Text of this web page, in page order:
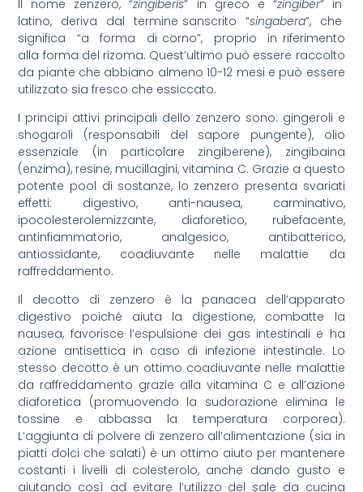
Il nome zenzero, “zingiberis” in greco e “zingiber” in
latino, deriva dal termine sanscrito “singabera”, che
significa “a forma di corno”, proprio in riferimento
alla forma del rizoma. Quest’ultimo può essere raccolto
da piante che abbiano almeno 10-12 mesi e può essere
utilizzato sia fresco che essiccato.
I principi attivi principali dello zenzero sono: gingeroli e
shogaroli (responsabili del sapore pungente), olio
essenziale (in particolare zingiberene), zingibaina
(enzima), resine, mucillagini, vitamina C. Grazie a questo
potente pool di sostanze, lo zenzero presenta svariati
effetti: digestivo, anti-nausea, carminativo,
ipocolesterolemizzante, diaforetico, rubefacente,
antinfiammatorio, analgesico, antibatterico,
antiossidante, coadiuvante nelle malattie da
raffreddamento.
Il decotto di zenzero è la panacea dell’apparato
digestivo poiché aiuta la digestione, combatte la
nausea, favorisce l’espulsione dei gas intestinali e ha
azione antisettica in caso di infezione intestinale. Lo
stesso decotto è un ottimo coadiuvante nelle malattie
da raffreddamento grazie alla vitamina C e all’azione
diaforetica (promuovendo la sudorazione elimina le
tossine e abbassa la temperatura corporea).
L’aggiunta di polvere di zenzero all’alimentazione (sia in
piatti dolci che salati) è un ottimo aiuto per mantenere
costanti i livelli di colesterolo, anche dando gusto e
aiutando così ad evitare l’utilizzo del sale da cucina